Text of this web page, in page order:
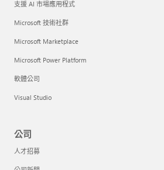
支援 AI 市場應用程式
Microsoft 技術社群
Microsoft Marketplace
Microsoft Power Platform
軟體公司
Visual Studio
公司
人才招募